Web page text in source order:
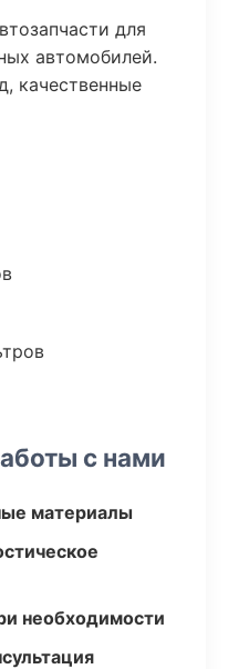
для
автомобилей.
качественные
с нами
материалы
необходимости